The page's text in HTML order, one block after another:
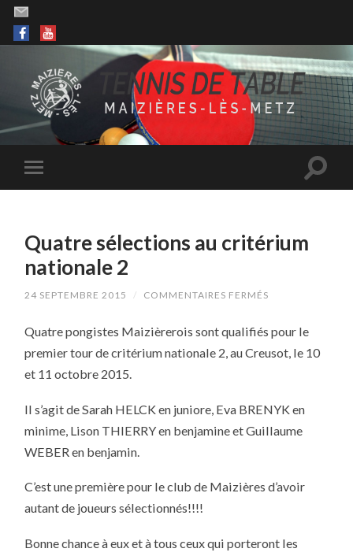
Quatre sélections au critérium
nationale 2
24 SEPTEMBRE 2015 / COMMENTAIRES FERMÉS
AU
CRITÉRIUM
NATIONALE
Quatre pongistes Maizièrerois sont qualifiés pour le
premier tour de critérium nationale 2, au Creusot, le 10
et 11 octobre 2015.
Il s’agit de Sarah HELCK en juniore, Eva BRENYK en
minime, Lison THIERRY en benjamine et Guillaume
WEBER en benjamin.
C’est une première pour le club de Maizières d’avoir
autant de joueurs sélectionnés!!!!
Bonne chance à eux et à tous ceux qui porteront les